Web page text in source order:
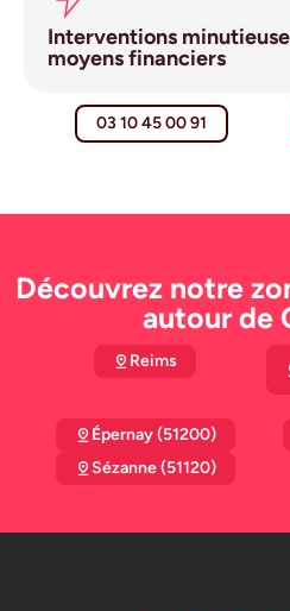
Interventions
moyens financiers
03 10 45 00 91
Découvrez notre
autour de
Reims
Épernay (51200)
Sézanne (51120)